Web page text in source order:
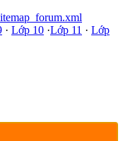
· Lớp 10 ·Lớp 11 · Lớp